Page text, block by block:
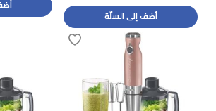
أضف إلى السلّة